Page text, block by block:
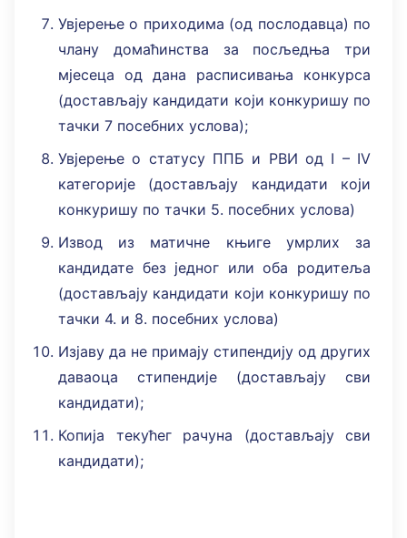
Увјерење о приходима (од послодавца) по
члану домаћинства за посљедња три
мјесеца од дана расписивања конкурса
(достављају кандидати који конкуришу по
тачки 7 посебних услова);
Увјерење о статусу ППБ и РВИ од I – IV
категорије (достављају кандидати који
конкуришу по тачки 5. посебних услова)
Извод из матичне књиге умрлих за
кандидате без једног или оба родитеља
(достављају кандидати који конкуришу по
тачки 4. и 8. посебних услова)
Изјаву да не примају стипендију од других
даваоца стипендије (достављају сви
кандидати);
Копија текућег рачуна (достављају сви
кандидати);